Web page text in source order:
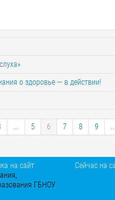
о здоровье — в действии!
... 5 6 7 8 9
на сайт
ГБНОУ
Сейчас на